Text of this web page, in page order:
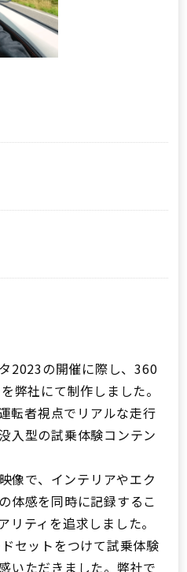
2023の開催に際し、360
弊社にて制作しました。
転者視点でリアルな走行
入型の試乗体験コンテン
像で、インテリアやエク
体感を同時に記録するこ
リティを追求しました。
セットをつけて試乗体験
いただきました。弊社で